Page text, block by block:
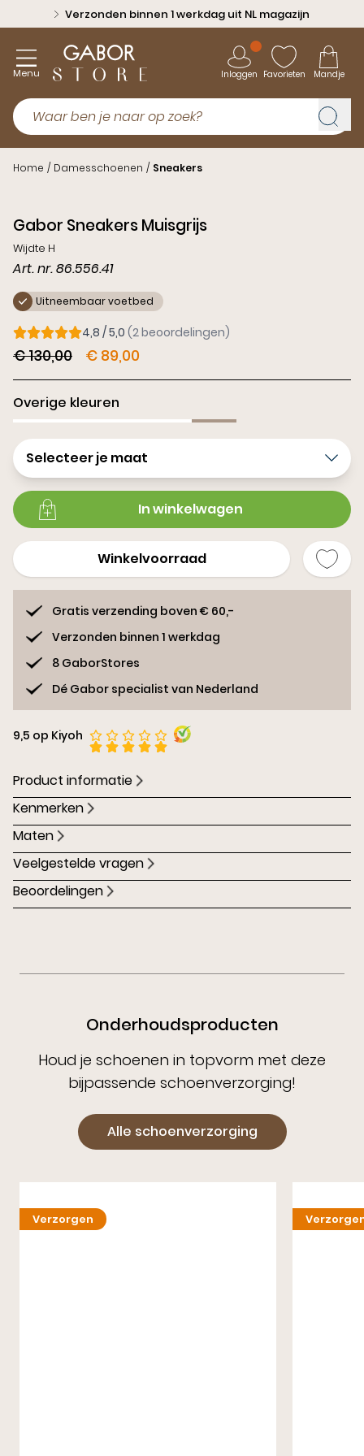
Verzonden binnen 1 werkdag uit NL magazijn
Menu Inloggen Favorieten Mandje
Home / Damesschoenen / Sneakers
Gabor Sneakers Muisgrijs
Wijdte H
Art. nr. 86.556.41
Uitneembaar voetbed
€ 130,00 € 89,00
4,8 / 5,0 (2 beoordelingen)
Overige kleuren
Selecteer je maat
In winkelwagen
Winkelvoorraad
Gratis verzending boven € 60,-
Verzonden binnen 1 werkdag
8 GaborStores
Dé Gabor specialist van Nederland
9,5 op Kiyoh
Product informatie
Kenmerken
Maten
Veelgestelde vragen
Beoordelingen
Onderhoudsproducten
Houd je schoenen in topvorm met deze
bijpassende schoenverzorging!
Alle schoenverzorging
Verzorgen